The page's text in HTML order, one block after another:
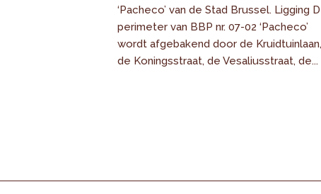
‘Pacheco’ van de Stad Brussel. Ligging
perimeter van BBP nr. 07-02 ‘Pacheco’
wordt afgebakend door de
de Koningsstraat, de Vesaliusstraat, de...